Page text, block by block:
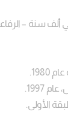
في ألف سنة –
1997.
الأولى.